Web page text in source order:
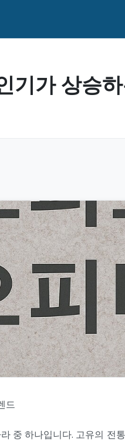
기가 상승
드
중 하나입니다. 고유의 전